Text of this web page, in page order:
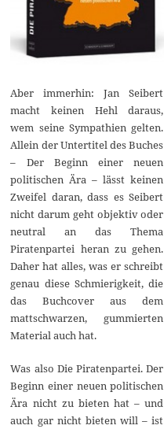
Aber immerhin: Jan Seibert
macht keinen Hehl daraus,
wem seine Sympathien gelten.
Allein der Untertitel des Buches
– Der Beginn einer neuen
politischen Ära – lässt keinen
Zweifel daran, dass es Seibert
nicht darum geht objektiv oder
neutral an das Thema
Piratenpartei heran zu gehen.
Daher hat alles, was er schreibt
genau diese Schmierigkeit, die
das Buchcover aus dem
mattschwarzen, gummierten
Material auch hat.
Was also Die Piratenpartei. Der
Beginn einer neuen politischen
Ära nicht zu bieten hat – und
auch gar nicht bieten will – ist